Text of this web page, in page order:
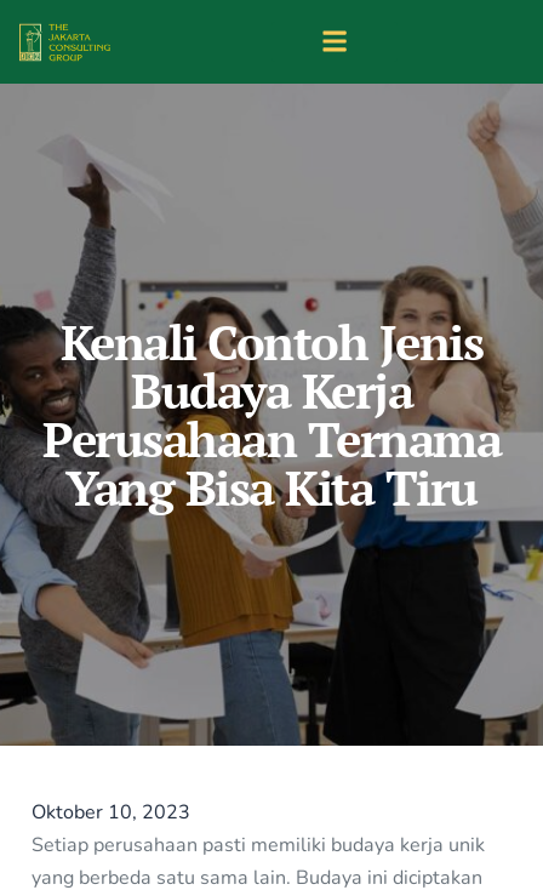
Kenali Contoh Jenis
Budaya Kerja
Perusahaan Ternama
Yang Bisa Kita Tiru
Oktober 10, 2023
Setiap perusahaan pasti memiliki budaya kerja unik
yang berbeda satu sama lain. Budaya ini diciptakan